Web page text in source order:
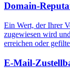
Domain-
Ein Wert, der Ihrer
zugewiesen wird
erreichen oder
E-Mail-